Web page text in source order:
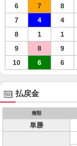
6
7 8
7
4 4
8
1 1
9
8 9
10
6 6
払戻金
種類
単勝